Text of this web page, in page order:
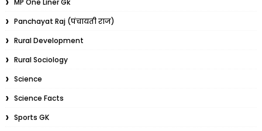
MP One Liner Gk
Panchayat Raj (पंचायती राज)
Rural Development
Rural Sociology
Science
Science Facts
Sports GK